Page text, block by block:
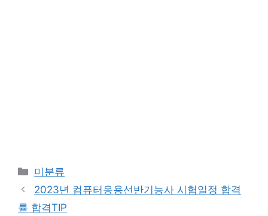
Categories
미분류
2023년 컴퓨터응용선반기능사 시험일정 합격
률 합격TIP